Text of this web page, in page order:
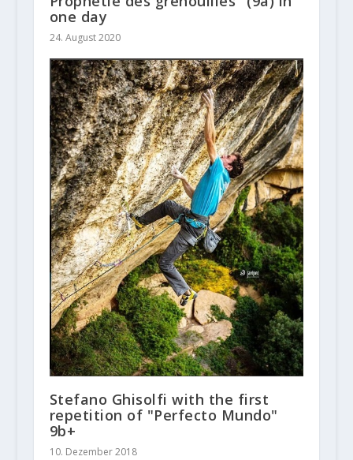
one day
24. August 2020
Stefano Ghisolfi with the first
repetition of "Perfecto Mundo"
9b+
10. Dezember 2018